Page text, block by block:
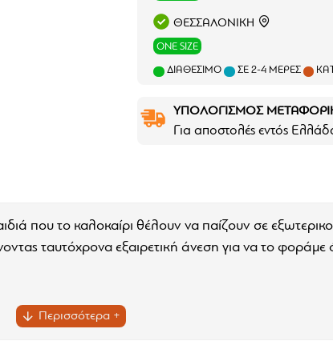
ΘΕΣΣΑΛΟΝΙΚΗ
ONE SIZE
ΔΙΑΘΈΣΙΜΟ ΣΕ 2-4 ΜΈΡΕΣ
ΥΠΟΛΟΓΙΣΜΟΣ
Για αποστολές εντός
που το καλοκαίρι θέλουν να παίζουν σε
ταυτόχρονα εξαιρετική άνεση για να το